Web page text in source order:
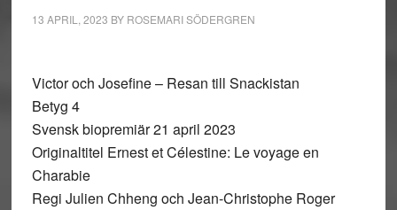
13 APRIL, 2023 BY ROSEMARI SÖDERGREN
Victor och Josefine – Resan till Snackistan
Betyg 4
Svensk biopremiär 21 april 2023
Originaltitel Ernest et Célestine: Le voyage en
Charabie
Regi Julien Chheng och Jean-Christophe Roger